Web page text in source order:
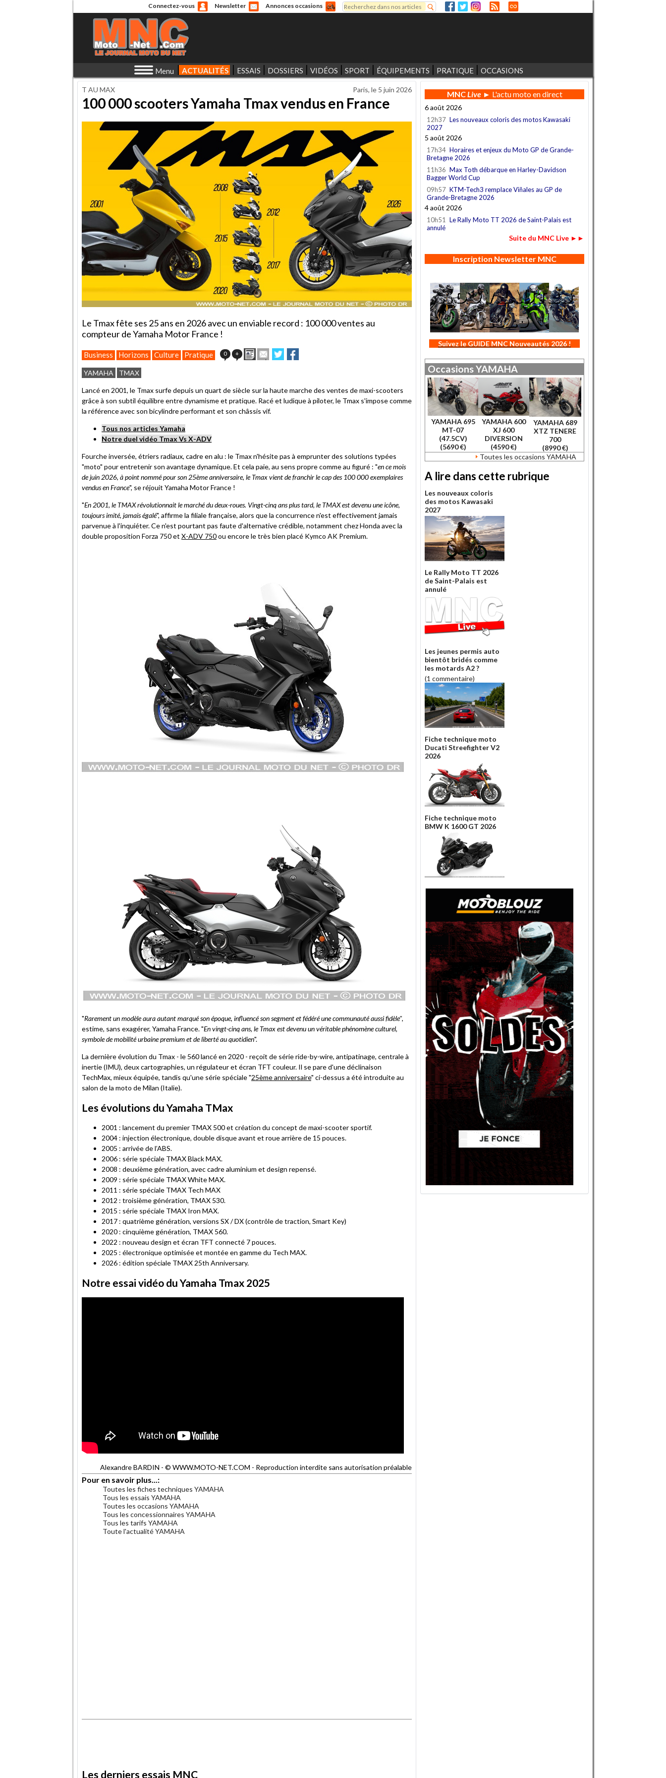
Connectez-vous Newsletter Annonces occasions
Formulaire de recherche
Rechercher
Menu ACTUALITÉS ESSAIS DOSSIERS VIDÉOS SPORT ÉQUIPEMENTS PRATIQUE OCCASIONS
T AU MAX Paris, le 5 juin 2026
100 000 scooters Yamaha Tmax vendus en France
Le Tmax fête ses 25 ans en 2026 avec un enviable record : 100 000 ventes au
compteur de Yamaha Motor France !
Business Horizons Culture Pratique 0 + ImprimerEnvoyer
cet
un
ami
Partager
sur
sur
YAMAHA TMAX
Lancé en 2001, le Tmax surfe depuis un quart de siècle sur la haute marche des ventes de maxi-scooters
grâce à son subtil équilibre entre dynamisme et pratique. Racé et ludique à piloter, le Tmax s'impose comme
la référence avec son bicylindre performant et son châssis vif.
Tous nos articles Yamaha
Notre duel vidéo Tmax Vs X-ADV
Fourche inversée, étriers radiaux, cadre en alu : le Tmax n'hésite pas à emprunter des solutions typées
"moto" pour entretenir son avantage dynamique. Et cela paie, au sens propre comme au figuré : "en ce mois
de juin 2026, à point nommé pour son 25ème anniversaire, le Tmax vient de franchir le cap des 100 000 exemplaires
vendus en France", se réjouit Yamaha Motor France !
"En 2001, le TMAX révolutionnait le marché du deux-roues. Vingt-cinq ans plus tard, le TMAX est devenu une icône,
toujours imité, jamais égalé", affirme la filiale française, alors que la concurrence n'est effectivement jamais
parvenue à l'inquiéter. Ce n'est pourtant pas faute d'alternative crédible, notamment chez Honda avec la
double proposition Forza 750 et X-ADV 750ou encore le très bien placé Kymco AK Premium.
"Rarement un modèle aura autant marqué son époque, influencé son segment et fédéré une communauté aussi fidèle",
estime, sans exagérer, Yamaha France. "En vingt-cinq ans, le Tmax est devenu un véritable phénomène culturel,
symbole de mobilité urbaine premium et de liberté au quotidien".
La dernière évolution du Tmax - le 560 lancé en 2020 - reçoit de série ride-by-wire, antipatinage, centrale à
inertie (IMU), deux cartographies, un régulateur et écran TFT couleur. Il se pare d'une déclinaison
TechMax, mieux équipée, tandis qu'une série spéciale "25ème anniversaire" ci-dessus a été introduite au
salon de la moto de Milan (Italie).
Les évolutions du Yamaha TMax
2001 : lancement du premier TMAX 500 et création du concept de maxi-scooter sportif.
2004 : injection électronique, double disque avant et roue arrière de 15 pouces.
2005 : arrivée de l’ABS.
2006 : série spéciale TMAX Black MAX.
2008 : deuxième génération, avec cadre aluminium et design repensé.
2009 : série spéciale TMAX White MAX.
2011 : série spéciale TMAX Tech MAX
2012 : troisième génération, TMAX 530.
2015 : série spéciale TMAX Iron MAX.
2017 : quatrième génération, versions SX / DX (contrôle de traction, Smart Key)
2020 : cinquième génération, TMAX 560.
2022 : nouveau design et écran TFT connecté 7 pouces.
2025 : électronique optimisée et montée en gamme du Tech MAX.
2026 : édition spéciale TMAX 25th Anniversary.
Notre essai vidéo du Yamaha Tmax 2025
Alexandre BARDIN - © WWW.MOTO-NET.COM - Reproduction interdite sans autorisation préalable
Pour en savoir plus...:
Toutes les fiches techniques YAMAHA
Tous les essais YAMAHA
Toutes les occasions YAMAHA
Tous les concessionnaires YAMAHA
Tous les tarifs YAMAHA
Toute l'actualité YAMAHA
Les derniers essais MNC
MNCLive► L'actu moto en direct
6 août 2026
12h37 Les nouveaux coloris des motos Kawasaki
2027
5 août 2026
17h34 Horaires et enjeux du Moto GP de Grande-
Bretagne 2026
11h36 Max Toth débarque en Harley-Davidson
Bagger World Cup
09h57 KTM-Tech3 remplace Viñales au GP de
Grande-Bretagne 2026
4 août 2026
10h51
Le Rally Moto TT 2026 de Saint-Palais est
annulé
Suite du MNC Live ►►
Inscription Newsletter MNC
Suivez le GUIDE MNC Nouveautés 2026 !
OccasionsYAMAHA
YAMAHA 695
MT-07
(47.5CV)
(5690 €)
YAMAHA 600
XJ 600
DIVERSION
(4590 €)
YAMAHA 689
XTZ TENERE
700
(8990 €)
Toutes les occasions YAMAHA
A lire dans cette rubrique
Les nouveaux coloris
des motos Kawasaki
2027
Le Rally Moto TT 2026
de Saint-Palais est
annulé
Les jeunes permis auto
bientôt bridés comme
les motards A2 ?
(1 commentaire)
Fiche technique moto
Ducati Streefighter V2
2026
Fiche technique moto
BMW K 1600 GT 2026